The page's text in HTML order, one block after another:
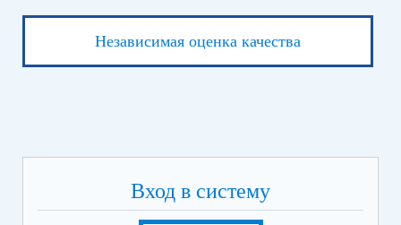
Независимая оценка качества
Вход в систему